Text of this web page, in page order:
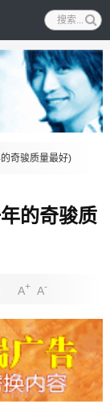
奇骏质量最好)
的奇骏质
A+ A-